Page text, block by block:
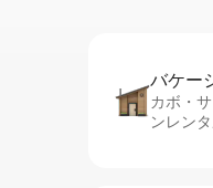
バケー
カボ・
ンレン